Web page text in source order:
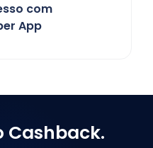
com
App
Cashback.